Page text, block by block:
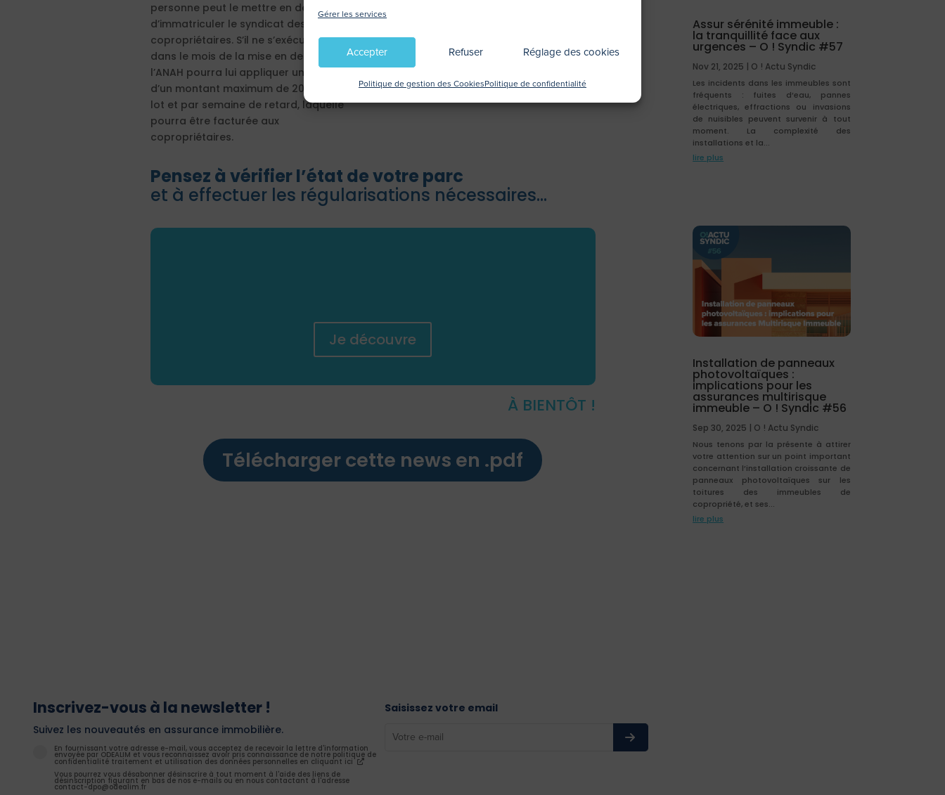
Gérer les services
Accepter Refuser Réglage des cookies
Politique de gestion des CookiesPolitique de confidentialité
personne peut le mettre en demeure
d’immatriculer le syndicat des
copropriétaires. S’il ne s’exécute pas
dans le mois de la mise en demeure,
l’ANAH pourra lui appliquer une astreinte
d’un montant maximum de 20 euros par
lot et par semaine de retard, laquelle
pourra être facturée aux
copropriétaires.
subventions de l’État, de ses
établissements publics (comme celles
des collectivités territoriales.
Pensez à vérifier l’état de votre parc
et à effectuer les régularisations nécessaires…
Je découvre
À BIENTÔT !
Télécharger cette news en .pdf
Assur sérénité immeuble :
la tranquillité face aux
urgences – O ! Syndic #57
Nov 21, 2025 | O ! Actu Syndic
Les incidents dans les immeubles sont
fréquents : fuites d’eau, pannes
électriques, effractions ou invasions
de nuisibles peuvent survenir à tout
moment. La complexité des
installations et la...
lire plus
Installation de panneaux
photovoltaïques :
implications pour les
assurances multirisque
immeuble – O ! Syndic #56
Sep 30, 2025 | O ! Actu Syndic
Nous tenons par la présente à attirer
votre attention sur un point important
concernant l’installation croissante de
panneaux photovoltaïques sur les
toitures des immeubles de
copropriété, et ses...
lire plus
Inscrivez-vous à la newsletter !
Suivez les nouveautés en assurance immobilière.
En fournissant votre adresse e-mail, vous acceptez de recevoir la lettre d'information
envoyée par ODEALIM et vous reconnaissez avoir pris connaissance de notre politique de
confidentialité traitement et utilisation des données personnelles en cliquant ici
Vous pourrez vous désabonner désinscrire à tout moment à l'aide des liens de
désinscription figurant en bas de nos e-mails ou en nous contactant à l'adresse
contact-dpo@odealim.fr
Saisissez votre email